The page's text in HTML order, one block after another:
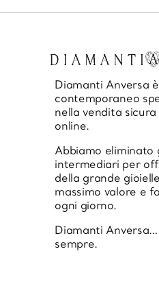
Diamanti Anversa
contemporaneo
nella vendita
online.
Abbiamo eliminato
intermediari per
della grande
massimo valore e
ogni giorno.
Diamanti
sempre.